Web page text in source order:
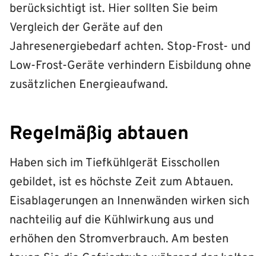
berücksichtigt ist. Hier sollten Sie beim
Vergleich der Geräte auf den
Jahresenergiebedarf achten. Stop-Frost- und
Low-Frost-Geräte verhindern Eisbildung ohne
zusätzlichen Energieaufwand.
Regelmäßig abtauen
Haben sich im Tiefkühlgerät Eisschollen
gebildet, ist es höchste Zeit zum Abtauen.
Eisablagerungen an Innenwänden wirken sich
nachteilig auf die Kühlwirkung aus und
erhöhen den Stromverbrauch. Am besten